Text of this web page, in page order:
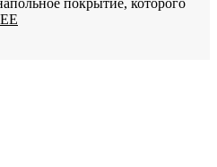
покрытие, которого